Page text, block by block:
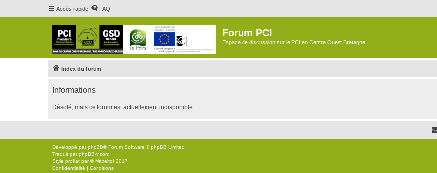
Accès rapide FAQ
Forum PCI
Espace de discussion sur le PCI en Centre Ouest Bretagne
Index du forum
Informations
Désolé, mais ce forum est actuellement indisponible.
Développé parphpBB® Forum Software © phpBB Limited
Traduit parphpBB-fr.com
Style proflat par ©Mazeltof 2017
Confidentialité | Conditions